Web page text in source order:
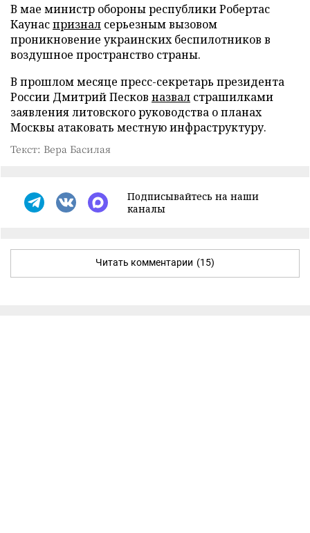
В мае министр обороны республики Робертас
Каунаспризнал серьезным вызовом
проникновение украинских беспилотников в
воздушное пространство страны.
В прошлом месяце пресс-секретарь президента
России Дмитрий Песков назвал страшилками
заявления литовского руководства о планах
Москвы атаковать местную инфраструктуру.
Текст: Вера Басилая
Подписывайтесь на наши
каналы
Читать комментарии (15)